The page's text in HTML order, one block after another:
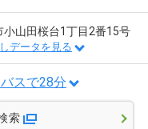
小山田桜台1丁目2番15号
データを見る
スで28分
索